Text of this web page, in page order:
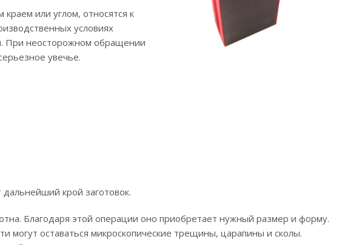
или углом, относятся к
условиях
При неосторожном обращении
увечье.
крой заготовок.
Благодаря этой операции оно приобретает нужный размер и форму.
оставаться микроскопические трещины, царапины и сколы.